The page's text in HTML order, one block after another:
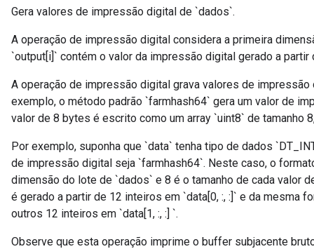
Gera valores de impressão digital de `dados`.
A operação de impressão digital considera a primeira
`output[i]` contém o valor da impressão digital gerado a partir
A operação de impressão digital grava valores de
exemplo, o método padrão `farmhash64` gera um valor de
valor de 8 bytes é escrito como um array `uint8` de tamanho
Por exemplo, suponha que `data` tenha tipo de dados
de impressão digital seja `farmhash64`. Neste caso, o
dimensão do lote de `dados` e 8 é o tamanho de cada valor
é gerado a partir de 12 inteiros em `data[0, :, :]` e da mesma
outros 12 inteiros em `data[1, :, :] `.
Observe que esta operação imprime o buffer subjacente